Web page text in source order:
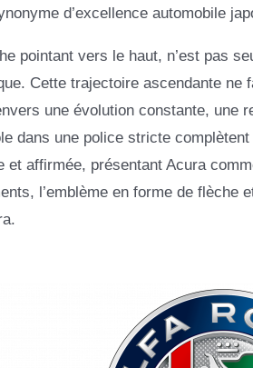
d’excellence automobile
pointant vers le haut, n’est pas
Cette trajectoire ascendante
une évolution constante,
dans une police stricte
et affirmée, présentant Acura
l’emblème en forme de